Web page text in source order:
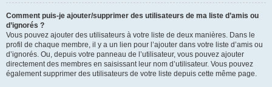
Comment puis-je ajouter/supprimer des utilisateurs de ma liste d’amis ou
d’ignorés ?
Vous pouvez ajouter des utilisateurs à votre liste de deux manières. Dans le
profil de chaque membre, il y a un lien pour l’ajouter dans votre liste d’amis ou
d’ignorés. Ou, depuis votre panneau de l’utilisateur, vous pouvez ajouter
directement des membres en saisissant leur nom d’utilisateur. Vous pouvez
également supprimer des utilisateurs de votre liste depuis cette même page.